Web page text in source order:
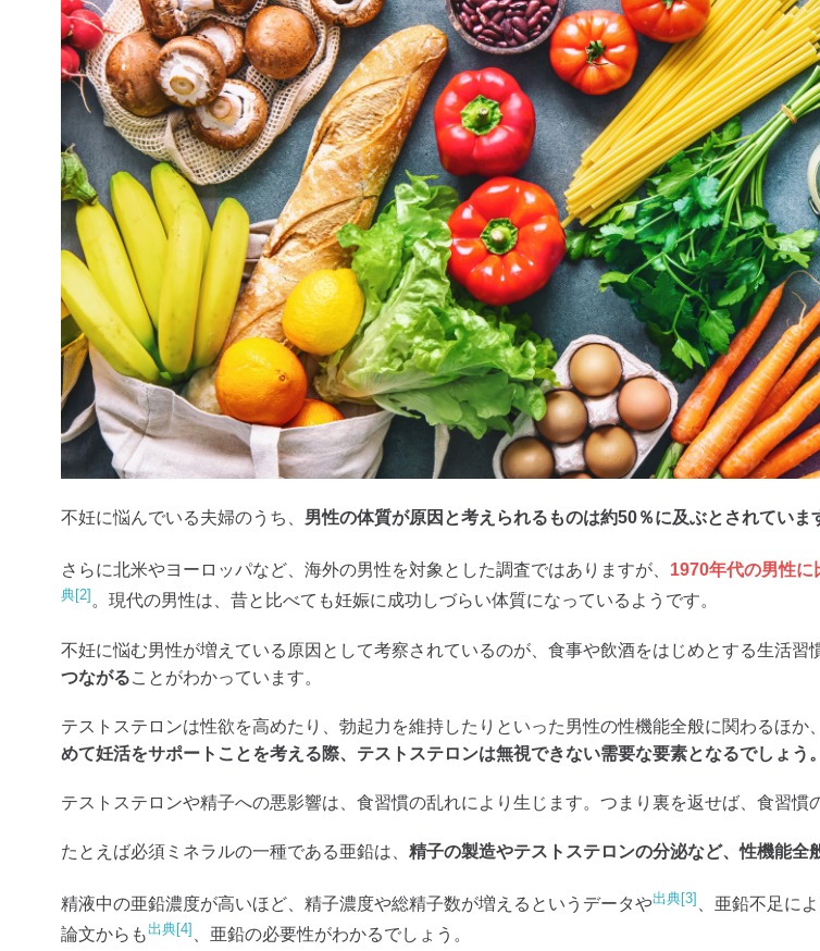
不妊に悩んでいる夫婦のうち、 男性の体質が原因と考えられるものは約50％に及ぶとされていま
さらに北米やヨーロッパなど、海外の男性を対象とした調査ではありますが、 1970年代の男性
典[2] 。現代の男性は、昔と比べても妊娠に成功しづらい体質になっているようです。
不妊に悩む男性が増えている原因として考察されているのが、食事や飲酒をはじめとする生活習
つながることがわかっています。
テストステロンは性欲を高めたり、勃起力を維持したりといった男性の性機能全般に関わるほ
めて妊活をサポートことを考える際、テストステロンは無視できない需要な要素となるでしょう。
テストステロンや精子への悪影響は、食習慣の乱れにより生じます。つまり裏を返せば、食習
たとえば必須ミネラルの一種である亜鉛は、 精子の製造やテストステロンの分泌など、性機能全
精液中の亜鉛濃度が高いほど、精子濃度や総精子数が増えるというデータや出典[3]
、亜鉛不足に
論文からも出典[4] 、亜鉛の必要性がわかるでしょう。